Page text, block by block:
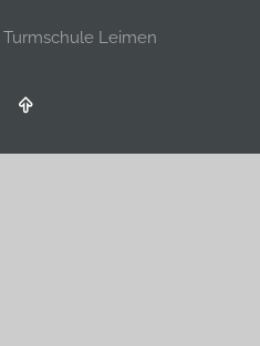
Turmschule Leimen